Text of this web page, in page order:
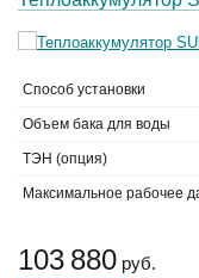
Способ установки
Объем бака для воды
ТЭН (опция)
Максимальное рабочее
103 880 руб.